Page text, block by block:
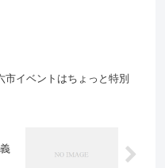
市イベントはちょっと特別